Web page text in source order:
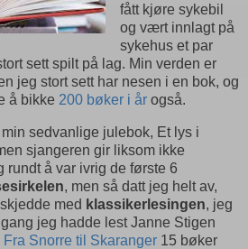
fått kjøre sykebil
og vært innlagt på
sykehus et par
sett spilt på lag. Min verden er
jeg stort sett har nesen i en bok, og
å bikke 200 bøker i år også.
min sedvanlige julebok, Et lys i
sjangeren gir liksom ikke
rundt å var ivrig de første 6
, men så datt jeg helt av,
med klassikerlesingen, jeg
jeg hadde lest Janne Stigen
Fra Snorre til Skaranger 15 bøker